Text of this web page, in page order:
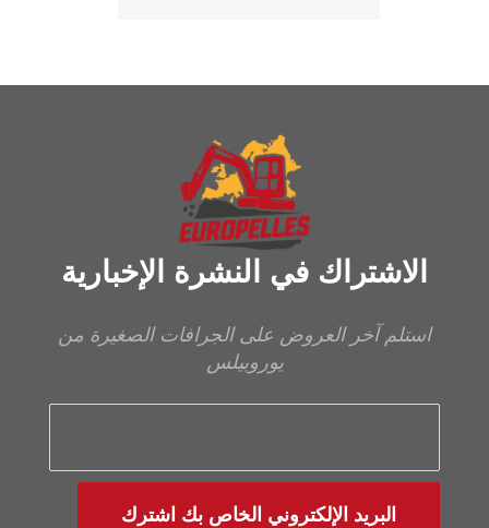
الاشتراك في النشرة الإخبارية
استلم آخر العروض على الجرافات الصغيرة من
يوروبيلس
البريد الإلكتروني الخاص بك اشترك